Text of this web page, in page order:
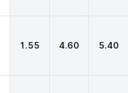
1.55 4.60 5.40